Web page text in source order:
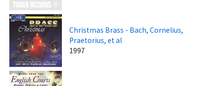
Christmas Brass - Bach, Cornelius,
Praetorius, et al
1997